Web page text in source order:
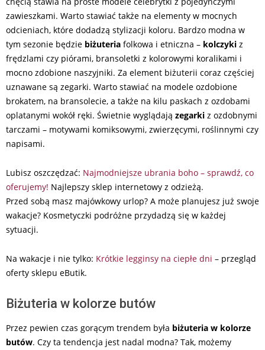
zawieszkami. Warto stawiać także na elementy w mocnych
odcieniach, które dodadzą stylizacji koloru. Bardzo modna w
tym sezonie będzie biżuteria folkowa i etniczna – kolczyki z
frędzlami czy piórami, bransoletki z kolorowymi koralikami i
mocno zdobione naszyjniki. Za element biżuterii coraz częściej
uznawane są zegarki. Warto stawiać na modele ozdobione
brokatem, na bransolecie, a także na kilu paskach z ozdobami
oplatanymi wokół ręki. Świetnie wyglądają zegarki z ozdobnymi
tarczami – motywami komiksowymi, zwierzęcymi, roślinnymi czy
napisami.
Lubisz oszczędzać: Najmodniejsze ubrania boho – sprawdź, co
oferujemy! Najlepszy sklep internetowy z odzieżą.
Przed sobą masz majówkowy urlop? A może planujesz już swoje
wakacje? Kosmetyczki podróżne przydadzą się w każdej
sytuacji.
Na wakacje i nie tylko: Krótkie legginsy na ciepłe dni – przegląd
oferty sklepu eButik.
Biżuteria w kolorze butów
Przez pewien czas gorącym trendem była biżuteria w kolorze
butów. Czy ta tendencja jest nadal modna? Tak, możemy